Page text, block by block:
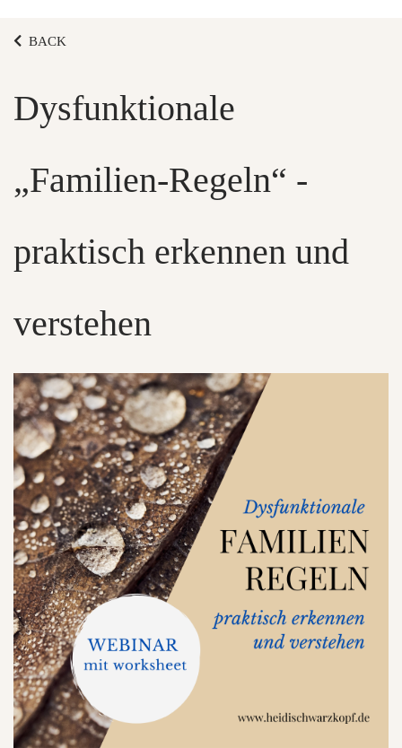
BACK
Dysfunktionale
„Familien-Regeln“ -
praktisch erkennen und
verstehen